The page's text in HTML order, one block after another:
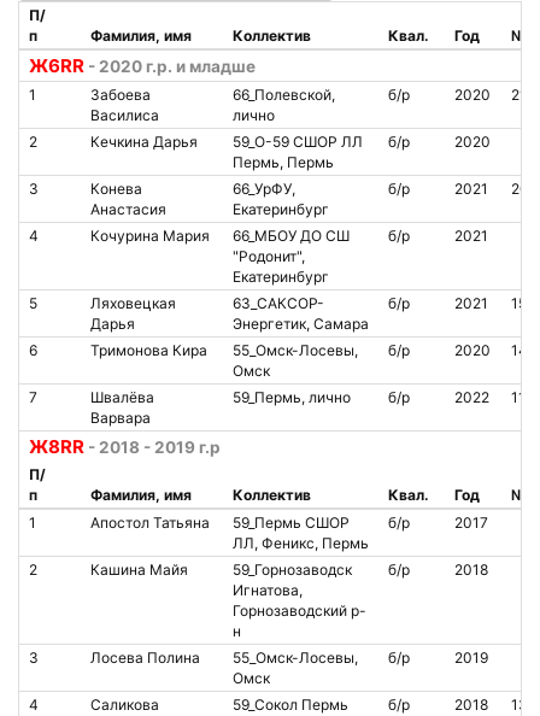
Ж6RR - 2020 г.р. и младше
П/
п
Фамилия, имя Коллектив Квал. Год №
1
Забоева
Василиса
66_Полевской,
лично
б/р 2020
2 Кечкина Дарья
59_O-59 СШОР ЛЛ
Пермь, Пермь
б/р 2020
3
Конева
Анастасия
66_УрФУ,
Екатеринбург
б/р 2021
4 Кочурина Мария
66_МБОУ ДО СШ
"Родонит",
Екатеринбург
б/р 2021
5
Ляховецкая
Дарья
63_САКСОР-
Энергетик, Самара
б/р 2021
6 Тримонова Кира
55_Омск-Лосевы,
Омск
б/р 2020
7
Швалёва
Варвара
59_Пермь, лично б/р 2022
Ж8RR - 2018 - 2019 г.р
П/
п
Фамилия, имя Коллектив Квал. Год
№
1
Апостол Татьяна
59_Пермь СШОР
ЛЛ, Феникс, Пермь
б/р 2017
2 Кашина Майя
59_Горнозаводск
Игнатова,
Горнозаводский р-
н
б/р 2018
3 Лосева Полина
55_Омск-Лосевы,
Омск
б/р 2019
4
Саликова
59_Сокол Пермь
б/р 2018